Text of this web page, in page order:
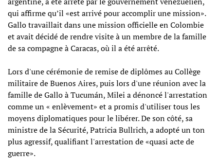
qui affirme qu’il «est arrivé pour accomplir une mission».
Gallo travaillait dans une mission officielle en Colombie
et avait décidé de rendre visite à un membre de la famille
de sa compagne à Caracas, où il a été arrêté.
Lors d'une cérémonie de remise de diplômes au Collège
militaire de Buenos Aires, puis lors d'une réunion avec la
famille de Gallo à Tucumán, Milei a dénoncé l'arrestation
comme un « enlèvement» et a promis d'utiliser tous les
moyens diplomatiques pour le libérer. De son côté, sa
ministre de la Sécurité, Patricia Bullrich, a adopté un ton
plus agressif, qualifiant l'arrestation de «quasi acte de
guerre».